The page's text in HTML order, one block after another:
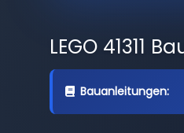
LEGO 41311
Bauanleitungen: